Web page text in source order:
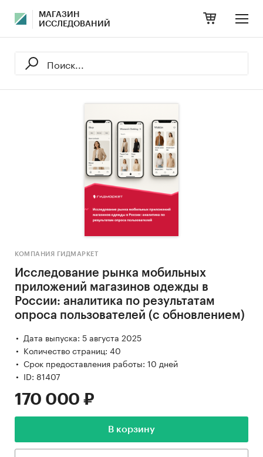
МАГАЗИН
ИССЛЕДОВАНИЙ
КОМПАНИЯ ГИДМАРКЕТ
Исследование рынка мобильных
приложений магазинов одежды в
России: аналитика по результатам
опроса пользователей (с обновлением)
Дата выпуска: 5 августа 2025
Количество страниц: 40
Срок предоставления работы: 10 дней
ID: 81407
170 000 ₽
В корзину